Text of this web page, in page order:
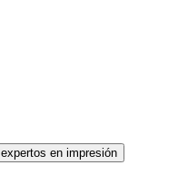
en impresión